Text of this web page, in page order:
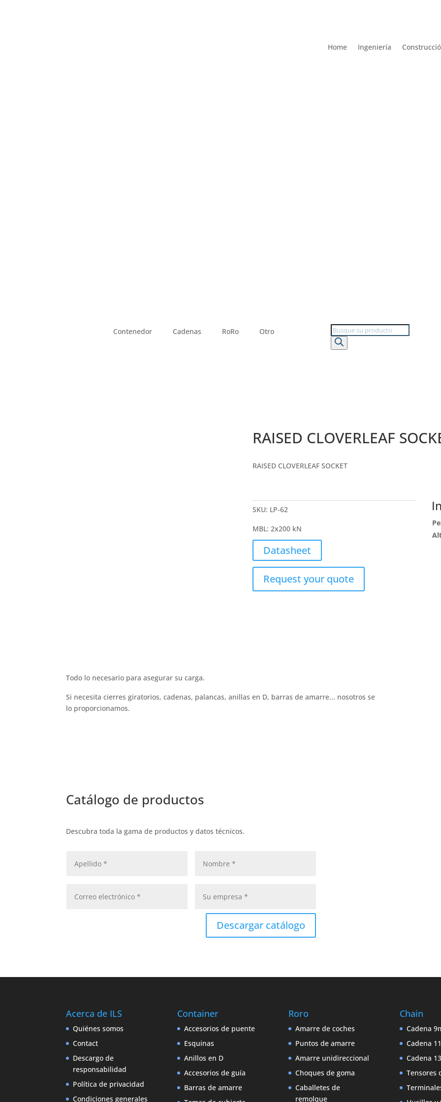
Home Ingeniería
Contenedor Cadenas RoRo Otro
Búsqueda
de
productos
RAISED CLOVERLEAF
RAISED CLOVERLEAF SOCKET
SKU: LP-62
MBL: 2x200 kN
Datasheet
Request your quote
Todo lo necesario para asegurar su carga.
Si necesita cierres giratorios, cadenas, palancas, anillas en D, barras de amarre... nosotros se
lo proporcionamos.
Catálogo de productos
Descubra toda la gama de productos y datos técnicos.
Descargar catálogo
Acerca de ILS
Quiénes somos
Contact
Descargo de
responsabilidad
Política de privacidad
Condiciones generales
Container
Accesorios de puente
Esquinas
Anillos en D
Accesorios de guía
Barras de amarre
Roro
Amarre de coches
Puntos de amarre
Amarre unidireccional
Choques de goma
Caballetes de
remolque
Chain
Cadena
Cadena
Cadena
Tensores